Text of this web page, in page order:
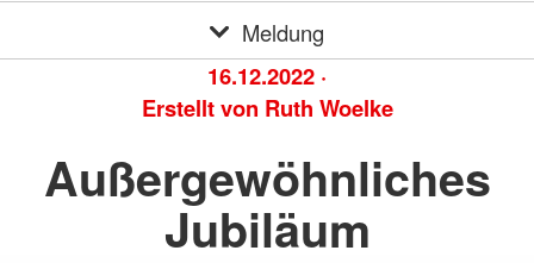
Meldung
16.12.2022 ·
Erstellt von Ruth Woelke
Außergewöhnliches
Jubiläum